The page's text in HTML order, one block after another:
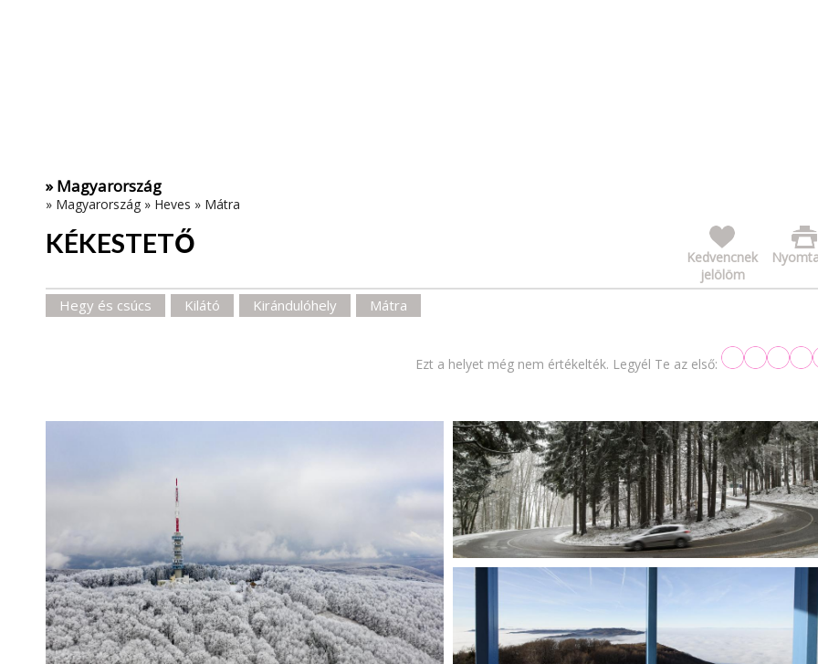
» Magyarország
» Magyarország » Heves » Mátra
KÉKESTETŐ
Kedvencnek
jelölöm
Hegy és csúcs Kilátó Kirándulóhely Mátra
Ezt a helyet még nem értékelték. Legyél Te az első: